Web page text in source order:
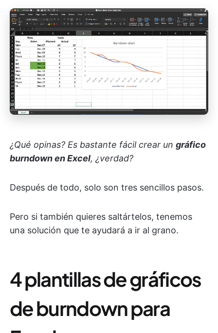
¿Qué opinas? Es bastante fácil crear un gráfico
burndown en Excel, ¿verdad?
Después de todo, solo son tres sencillos pasos.
Pero si también quieres saltártelos, tenemos
una solución que te ayudará a ir al grano.
4 plantillas de gráficos
de burndown para